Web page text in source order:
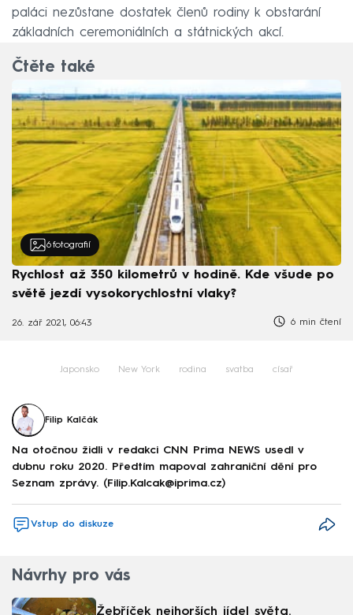
paláci nezůstane dostatek členů rodiny k obstarání
základních ceremoniálních a státnických akcí.
Čtěte také
6 fotografií
Rychlost až 350 kilometrů v hodině. Kde všude po
světě jezdí vysokorychlostní vlaky?
26. zář 2021, 06:43 6 min čtení
Japonsko New York rodina svatba císař
Filip Kalčák
Na otočnou židli v redakci CNN Prima NEWS usedl v
dubnu roku 2020. Předtím mapoval zahraniční dění pro
Seznam zprávy. (Filip.Kalcak@iprima.cz)
Vstup do diskuze
Návrhy pro vás
Žebříček nejhorších jídel světa.